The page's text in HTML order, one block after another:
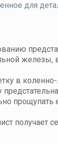
для
в
прощупать
получает